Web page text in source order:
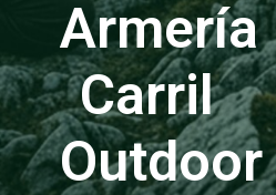
Armería
Carril
Outdoor